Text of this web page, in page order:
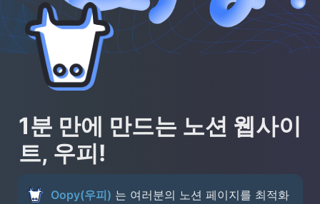
1분 만에 만드는 노션 웹사이
트, 우피!
Oopy(우피) 는 여러분의 노션 페이지를 최적화